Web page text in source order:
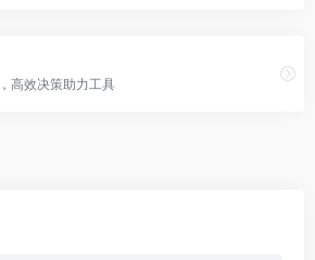
高效决策助力工具